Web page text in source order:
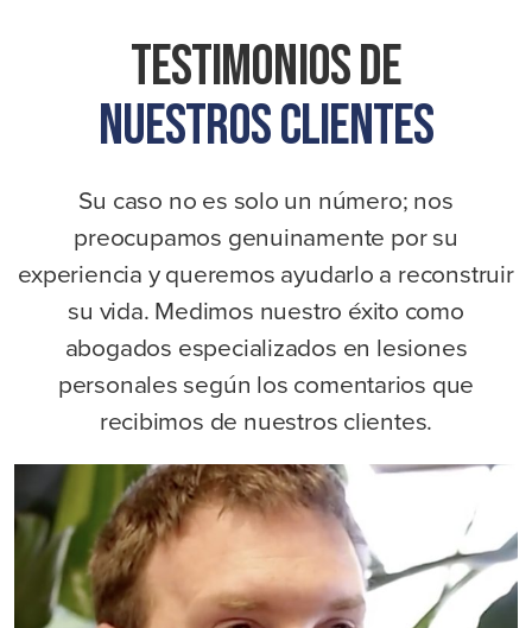
Testimonios De
Nuestros Clientes
Su caso no es solo un número; nos
preocupamos genuinamente por su
experiencia y queremos ayudarlo a reconstruir
su vida. Medimos nuestro éxito como
abogados especializados en lesiones
personales según los comentarios que
recibimos de nuestros clientes.